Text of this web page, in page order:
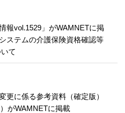
vol.1529」がWAMNETに掲
ステムの介護保険資格確認等
て
更に係る参考資料（確定版）
がWAMNETに掲載